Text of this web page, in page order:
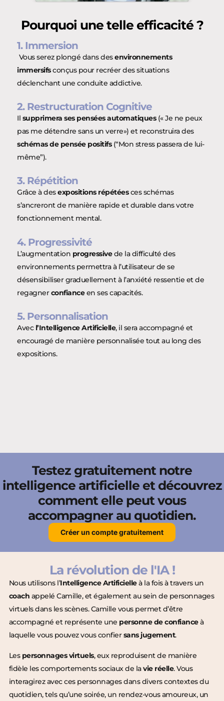
Pourquoi une telle efficacité ?
1. Immersion
Vous serez plongé dans desenvironnements
immersifsconçus pour recréer des situations
déclenchant une conduite addictive.
2. Restructuration Cognitive
Il supprimera ses pensées automatiques(« Je ne peux
pas me détendre sans un verre») et reconstruira des
schémas de pensée positifs(“Mon stress passera de lui-
même”).
3. Répétition
Grâce à desexpositions répétéesces schémas
s’ancreront de manière rapide et durable dans votre
fonctionnement mental.
4. Progressivité
L’augmentation progressivede la difficulté des
environnements permettra à l’utilisateur de se
désensibiliser graduellement à l’anxiété ressentie et de
regagnerconfianceen ses capacités.
5. Personnalisation
Avecl’Intelligence Artificielle, il sera accompagné et
encouragé de manière personnalisée tout au long des
expositions.
Testez gratuitement notre
intelligence artificielle et découvrez
comment elle peut vous
accompagner au quotidien.
Créer un compte gratuitement
La révolution de l'IA !
Nous utilisons l’Intelligence Artificielleà la fois à travers un
coach appelé Camille, et également au sein de personnages
virtuels dans les scènes. Camille vous permet d’être
accompagné et représente une personne de confianceà
laquelle vous pouvez vous confiersans jugement.
Les personnages virtuels, eux reproduisent de manière
fidèle les comportements sociaux de lavie réelle. Vous
interagirez avec ces personnages dans divers contextes du
quotidien, tels qu’une soirée, un rendez-vous amoureux, un